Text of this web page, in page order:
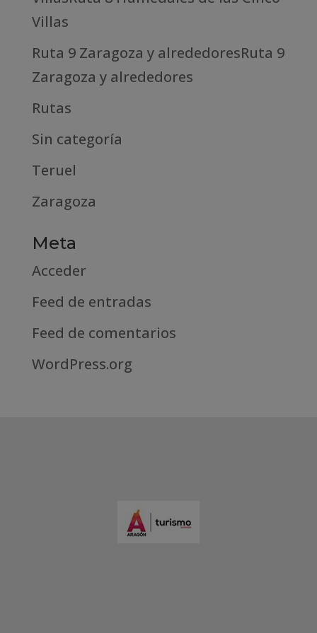
Villas
Ruta 9 Zaragoza y alrededoresRuta 9
Zaragoza y alrededores
Rutas
Sin categoría
Teruel
Zaragoza
Meta
Acceder
Feed de entradas
Feed de comentarios
WordPress.org